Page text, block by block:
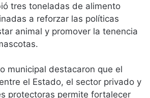
tres toneladas de alimento
a reforzar las políticas
animal y promover la tenencia
municipal destacaron que el
el Estado, el sector privado y
protectoras permite fortalecer